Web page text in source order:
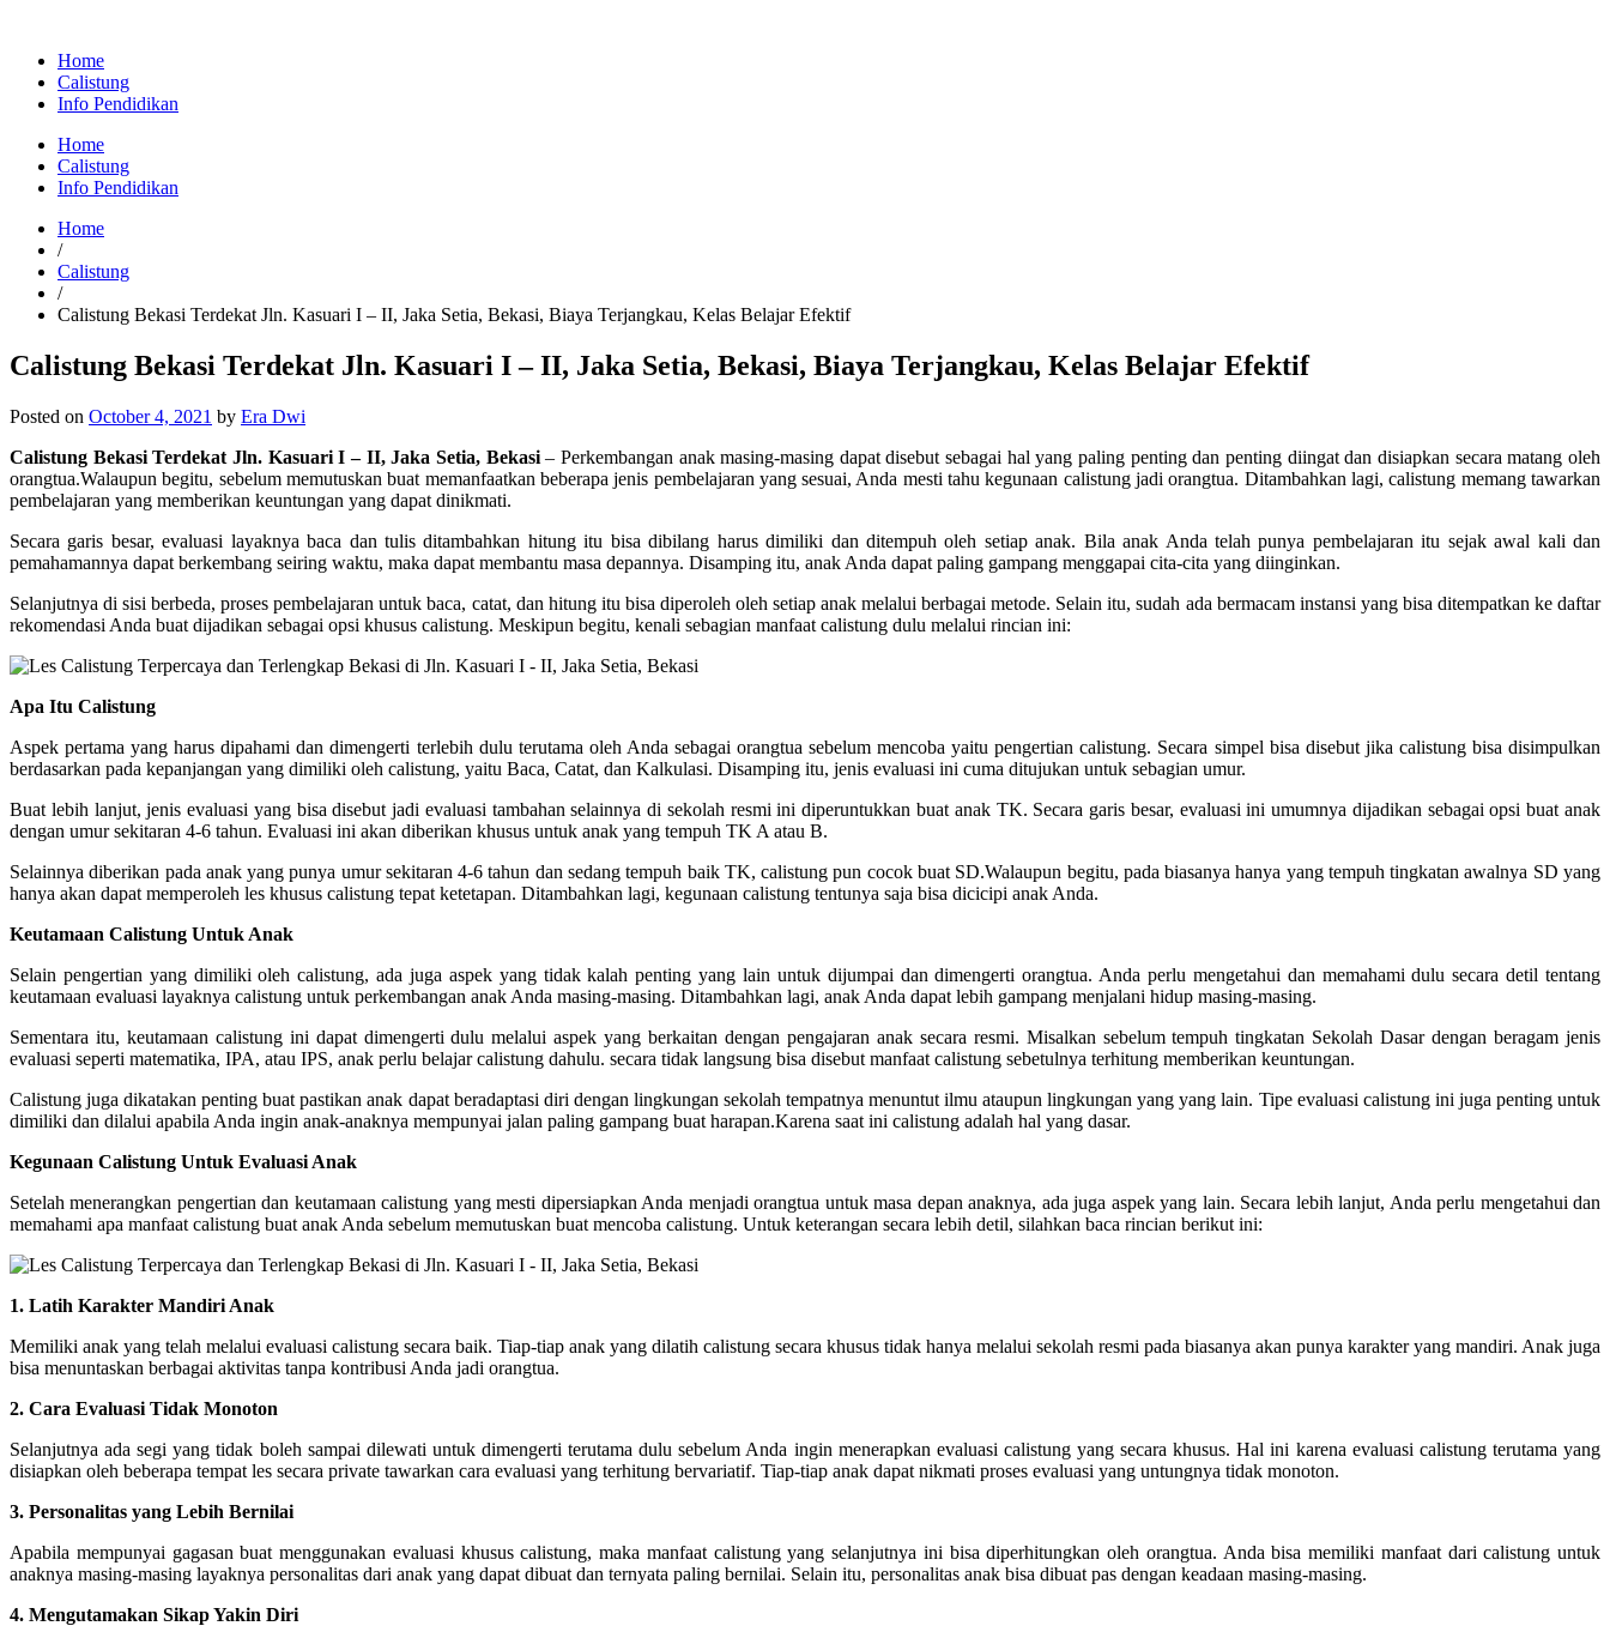
Home
Calistung
Info Pendidikan
Home
Calistung
Info Pendidikan
Home
/
Calistung
/
Calistung Bekasi Terdekat Jln. Kasuari I – II, Jaka Setia, Bekasi, Biaya Terjangkau, Kelas Belajar Efektif
Calistung Bekasi Terdekat Jln. Kasuari I – II, Jaka Setia, Bekasi, Biaya Terjangkau, Kelas Belajar Efektif
Posted on October 4, 2021 by Era Dwi
Calistung Bekasi Terdekat Jln. Kasuari I – II, Jaka Setia, Bekasi – Perkembangan anak masing-masing dapat disebut sebagai hal yang paling penting dan penting diingat dan disiapkan secara matang oleh
orangtua.Walaupun begitu, sebelum memutuskan buat memanfaatkan beberapa jenis pembelajaran yang sesuai, Anda mesti tahu kegunaan calistung jadi orangtua. Ditambahkan lagi, calistung memang tawarkan
pembelajaran yang memberikan keuntungan yang dapat dinikmati.
Secara garis besar, evaluasi layaknya baca dan tulis ditambahkan hitung itu bisa dibilang harus dimiliki dan ditempuh oleh setiap anak. Bila anak Anda telah punya pembelajaran itu sejak awal kali dan
pemahamannya dapat berkembang seiring waktu, maka dapat membantu masa depannya. Disamping itu, anak Anda dapat paling gampang menggapai cita-cita yang diinginkan.
Selanjutnya di sisi berbeda, proses pembelajaran untuk baca, catat, dan hitung itu bisa diperoleh oleh setiap anak melalui berbagai metode. Selain itu, sudah ada bermacam instansi yang bisa ditempatkan ke daftar
rekomendasi Anda buat dijadikan sebagai opsi khusus calistung. Meskipun begitu, kenali sebagian manfaat calistung dulu melalui rincian ini:
Apa Itu Calistung
Aspek pertama yang harus dipahami dan dimengerti terlebih dulu terutama oleh Anda sebagai orangtua sebelum mencoba yaitu pengertian calistung. Secara simpel bisa disebut jika calistung bisa disimpulkan
berdasarkan pada kepanjangan yang dimiliki oleh calistung, yaitu Baca, Catat, dan Kalkulasi. Disamping itu, jenis evaluasi ini cuma ditujukan untuk sebagian umur.
Buat lebih lanjut, jenis evaluasi yang bisa disebut jadi evaluasi tambahan selainnya di sekolah resmi ini diperuntukkan buat anak TK. Secara garis besar, evaluasi ini umumnya dijadikan sebagai opsi buat anak
dengan umur sekitaran 4-6 tahun. Evaluasi ini akan diberikan khusus untuk anak yang tempuh TK A atau B.
Selainnya diberikan pada anak yang punya umur sekitaran 4-6 tahun dan sedang tempuh baik TK, calistung pun cocok buat SD.Walaupun begitu, pada biasanya hanya yang tempuh tingkatan awalnya SD yang
hanya akan dapat memperoleh les khusus calistung tepat ketetapan. Ditambahkan lagi, kegunaan calistung tentunya saja bisa dicicipi anak Anda.
Keutamaan Calistung Untuk Anak
Selain pengertian yang dimiliki oleh calistung, ada juga aspek yang tidak kalah penting yang lain untuk dijumpai dan dimengerti orangtua. Anda perlu mengetahui dan memahami dulu secara detil tentang
keutamaan evaluasi layaknya calistung untuk perkembangan anak Anda masing-masing. Ditambahkan lagi, anak Anda dapat lebih gampang menjalani hidup masing-masing.
Sementara itu, keutamaan calistung ini dapat dimengerti dulu melalui aspek yang berkaitan dengan pengajaran anak secara resmi. Misalkan sebelum tempuh tingkatan Sekolah Dasar dengan beragam jenis
evaluasi seperti matematika, IPA, atau IPS, anak perlu belajar calistung dahulu. secara tidak langsung bisa disebut manfaat calistung sebetulnya terhitung memberikan keuntungan.
Calistung juga dikatakan penting buat pastikan anak dapat beradaptasi diri dengan lingkungan sekolah tempatnya menuntut ilmu ataupun lingkungan yang yang lain. Tipe evaluasi calistung ini juga penting untuk
dimiliki dan dilalui apabila Anda ingin anak-anaknya mempunyai jalan paling gampang buat harapan.Karena saat ini calistung adalah hal yang dasar.
Kegunaan Calistung Untuk Evaluasi Anak
Setelah menerangkan pengertian dan keutamaan calistung yang mesti dipersiapkan Anda menjadi orangtua untuk masa depan anaknya, ada juga aspek yang lain. Secara lebih lanjut, Anda perlu mengetahui dan
memahami apa manfaat calistung buat anak Anda sebelum memutuskan buat mencoba calistung. Untuk keterangan secara lebih detil, silahkan baca rincian berikut ini:
1. Latih Karakter Mandiri Anak
Memiliki anak yang telah melalui evaluasi calistung secara baik. Tiap-tiap anak yang dilatih calistung secara khusus tidak hanya melalui sekolah resmi pada biasanya akan punya karakter yang mandiri. Anak juga
bisa menuntaskan berbagai aktivitas tanpa kontribusi Anda jadi orangtua.
2. Cara Evaluasi Tidak Monoton
Selanjutnya ada segi yang tidak boleh sampai dilewati untuk dimengerti terutama dulu sebelum Anda ingin menerapkan evaluasi calistung yang secara khusus. Hal ini karena evaluasi calistung terutama yang
disiapkan oleh beberapa tempat les secara private tawarkan cara evaluasi yang terhitung bervariatif. Tiap-tiap anak dapat nikmati proses evaluasi yang untungnya tidak monoton.
3. Personalitas yang Lebih Bernilai
Apabila mempunyai gagasan buat menggunakan evaluasi khusus calistung, maka manfaat calistung yang selanjutnya ini bisa diperhitungkan oleh orangtua. Anda bisa memiliki manfaat dari calistung untuk
anaknya masing-masing layaknya personalitas dari anak yang dapat dibuat dan ternyata paling bernilai. Selain itu, personalitas anak bisa dibuat pas dengan keadaan masing-masing.
4. Mengutamakan Sikap Yakin Diri